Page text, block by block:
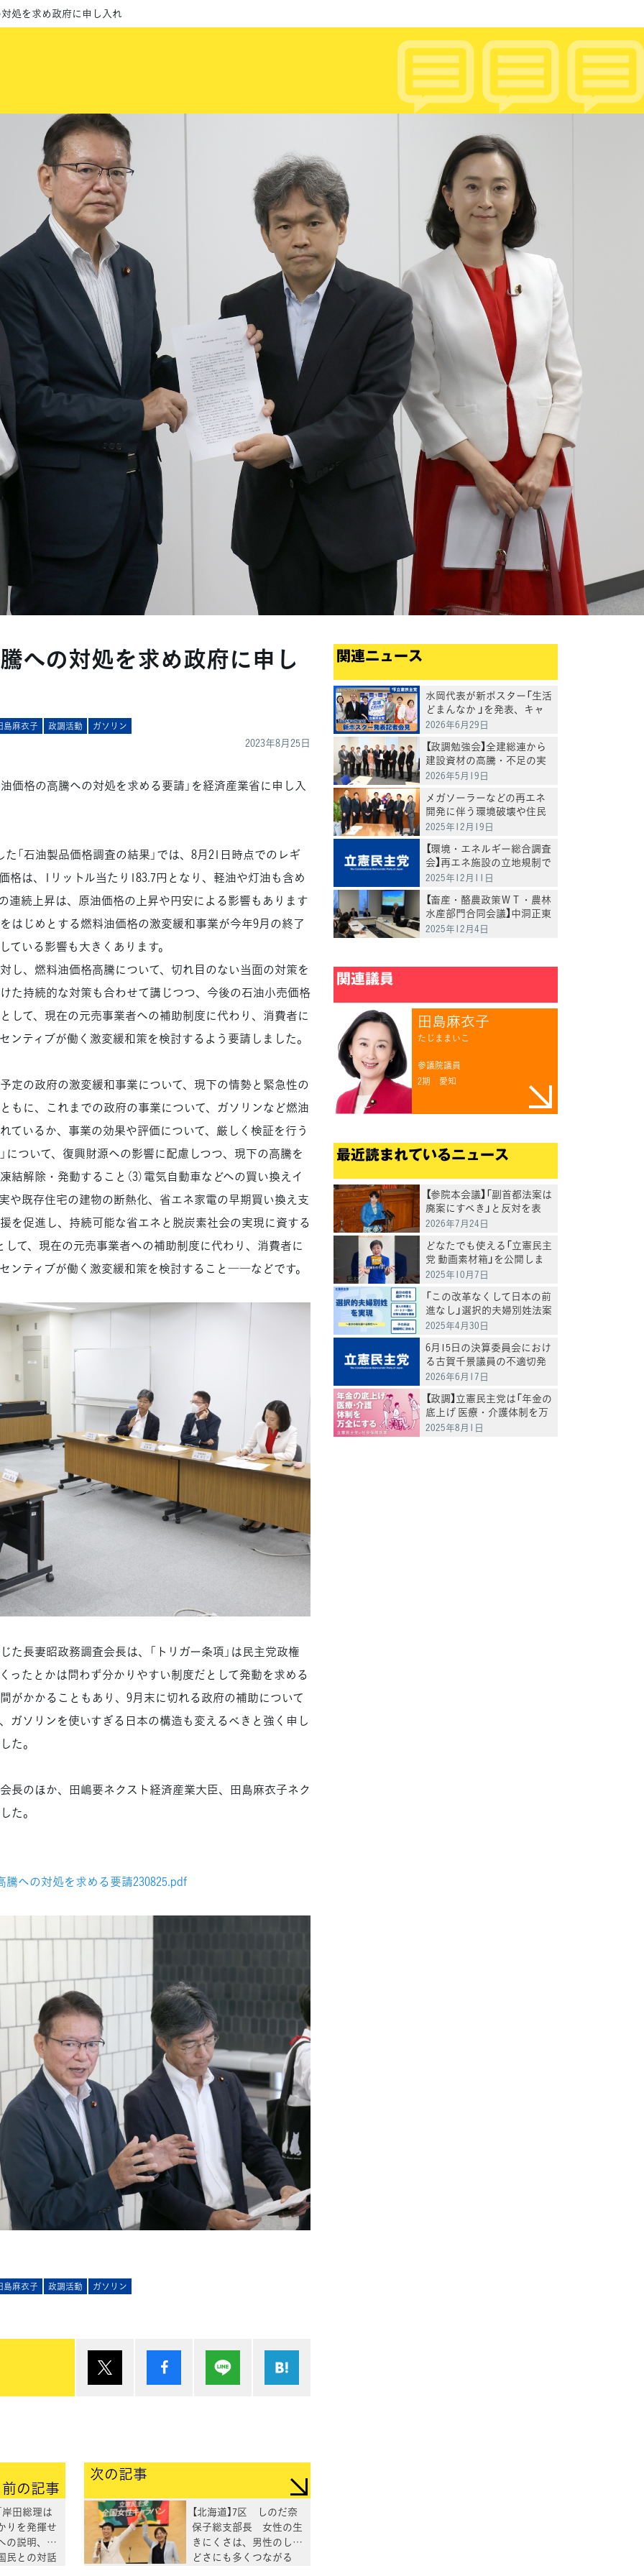
処を求め政府に申し入れ
への対処を求め政府に申し
島麻衣子 政調活動 ガソリン
2023年8月25日
格の高騰への対処を求める要請」を経済産業省に申し入
石油製品価格調査の結果」では、8月21日時点でのレギ
格は、1リットル当たり183.7円となり、軽油や灯油も含め
連続上昇は、原油価格の上昇や円安による影響もあります
はじめとする燃料油価格の激変緩和事業が今年9月の終了
いる影響も大きくあります。
、燃料油価格高騰について、切れ目のない当面の対策を
た持続的な対策も合わせて講じつつ、今後の石油小売価格
して、現在の元売事業者への補助制度に代わり、消費者に
ンティブが働く激変緩和策を検討するよう要請しました。
定の政府の激変緩和事業について、現下の情勢と緊急性の
もに、これまでの政府の事業について、ガソリンなど燃油
ているか、事業の効果や評価について、厳しく検証を行う
」について、復興財源への影響に配慮しつつ、現下の高騰を
解除・発動すること（3）電気自動車などへの買い換えイ
や既存住宅の建物の断熱化、省エネ家電の早期買い換え支
を促進し、持続可能な省エネと脱炭素社会の実現に資する
して、現在の元売事業者への補助制度に代わり、消費者に
ンティブが働く激変緩和策を検討すること――などです。
長妻昭政務調査会長は、「トリガー条項」は民主党政権
ったとかは問わず分かりやすい制度だとして発動を求める
がかかることもあり、9月末に切れる政府の補助について
ガソリンを使いすぎる日本の構造も変えるべきと強く申し
た。
のほか、田嶋要ネクスト経済産業大臣、田島麻衣子ネク
た。
騰への対処を求める要請230825.pdf
島麻衣子 政調活動 ガソリン
シェア Lineで送る
前の記事
岸田総理は
りを発揮せ
の説明、国
民との対話
次の記事
【北海道】7区 しのだ奈
保子総支部長 女性の生
きにくさは、男性のしん
どさにも多くつながる
関連ニュース
水岡代表が新ポスター「生活
どまんなか 」を発表、キャ
ンペーンもスタートへ
2026年6月29日
【政調勉強会】全建総連から
建設資材の高騰・不足の実
態を聴取 86%の事業者が
2026年5月19日
メガソーラーなどの再エネ
開発に伴う環境破壊や住民
との紛争の防止・抑制のた
2025年12月19日
【環境・エネルギー総合調査
会】再エネ施設の立地規制で
中間報告～「地域主体」の規
2025年12月11日
【畜産・酪農政策ＷＴ・農林
水産部門合同会議】中洞正東
京農業大学客員教授より酪
リング
2025年12月4日
関連議員
田島麻衣子
たじままいこ
参議院議員
2期 愛知
最近読まれているニュース
【参院本会議】「副首都法案は
廃案にすべき」と反対を表
明 岸真紀子議員
2026年7月24日
どなたでも使える「立憲民主
党 動画素材箱」を公開しま
した
2025年10月7日
「この改革なくして日本の前
進なし」選択的夫婦別姓法案
を提出
2025年4月30日
6月15日の決算委員会におけ
る古賀千景議員の不適切発
言と処分について
2026年6月17日
【政調】立憲民主党は「年金の
底上げ 医療・介護体制を万
全にする」
2025年8月1日